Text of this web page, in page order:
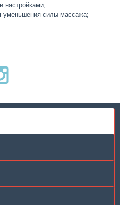
настройками;
уменьшения силы массажа;